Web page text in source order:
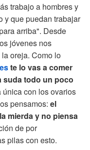
trabajo a hombres y
y que puedan trabajar
arriba". Desde
jóvenes nos
oreja. Como lo
te lo vas a comer
suda todo un poco
única con los ovarios
pensamos: el
mierda y no piensa
de por
pilas con esto.